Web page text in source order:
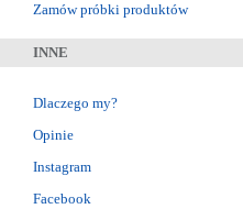
Zamów próbki produktów
INNE
Dlaczego my?
Opinie
Instagram
Facebook